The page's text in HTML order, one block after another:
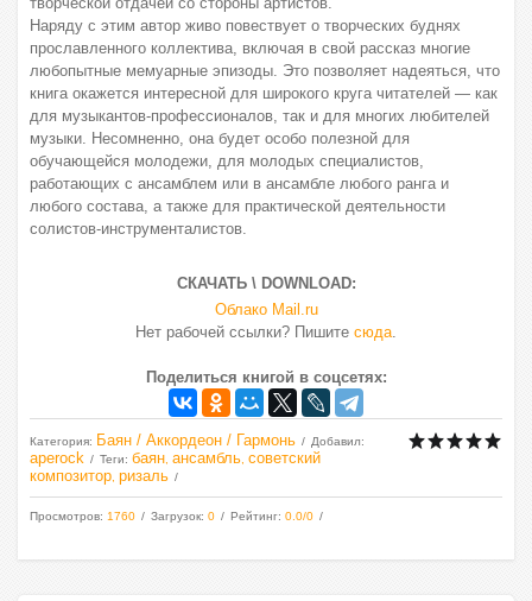
Наряду с этим автор живо повествует о творческих буднях
прославленного коллектива, включая в свой рассказ многие
любопытные мемуарные эпизоды. Это позволяет надеяться, что
книга окажется интересной для широкого круга читателей — как
для музыкантов-профессионалов, так и для многих любителей
музыки. Несомненно, она будет особо полезной для
обучающейся молодежи, для молодых специалистов,
работающих с ансамблем или в ансамбле любого ранга и
любого состава, а также для практической деятельности
солистов-инструменталистов.
СКАЧАТЬ \ DOWNLOAD:
Облако Mail.ru
Нет рабочей ссылки? Пишите сюда.
Поделиться книгой в соцсетях:
Категория: Баян / Аккордеон / Гармонь Добавил:
aperock Теги: баян ансамбль советский
композитор ризаль
Просмотров: 1760 Загрузок: 0 Рейтинг: 0.0/0